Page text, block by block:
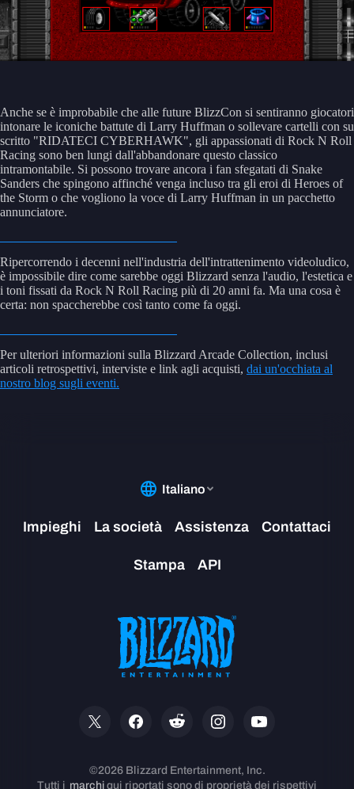
Anche se è improbabile che alle future BlizzCon si sentiranno giocatori
intonare le iconiche battute di Larry Huffman o sollevare cartelli con su
scritto "RIDATECI CYBERHAWK", gli appassionati di Rock N Roll
Racing sono ben lungi dall'abbandonare questo classico
intramontabile. Si possono trovare ancora i fan sfegatati di Snake
Sanders che spingono affinché venga incluso tra gli eroi di Heroes of
the Storm o che vogliono la voce di Larry Huffman in un pacchetto
annunciatore.
Ripercorrendo i decenni nell'industria dell'intrattenimento videoludico,
è impossibile dire come sarebbe oggi Blizzard senza l'audio, l'estetica e
i toni fissati da Rock N Roll Racing più di 20 anni fa. Ma una cosa è
certa: non spaccherebbe così tanto come fa oggi.
Per ulteriori informazioni sulla Blizzard Arcade Collection, inclusi
articoli retrospettivi, interviste e link agli acquisti, dai un'occhiata al
nostro blog sugli eventi.